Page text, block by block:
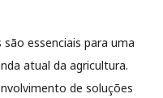
essenciais para uma
atual da agricultura.
de soluções